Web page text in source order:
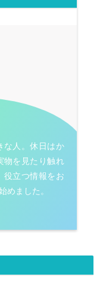
な人。休日はか
物を見たり触れ
役立つ情報をお
めました。